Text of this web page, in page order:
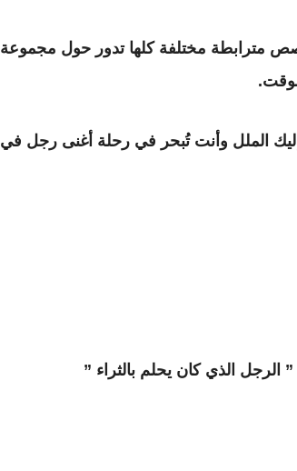
مختلفة كلها تدور حول مجموعة
الملل وأنت تُبحر في رحلة أغنى رجل في
الذي كان يحلم بالثراء ”